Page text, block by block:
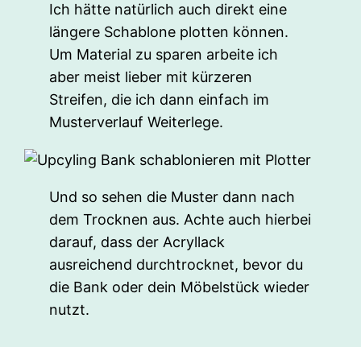
Ich hätte natürlich auch direkt eine
längere Schablone plotten können.
Um Material zu sparen arbeite ich
aber meist lieber mit kürzeren
Streifen, die ich dann einfach im
Musterverlauf Weiterlege.
Und so sehen die Muster dann nach
dem Trocknen aus. Achte auch hierbei
darauf, dass der Acryllack
ausreichend durchtrocknet, bevor du
die Bank oder dein Möbelstück wieder
nutzt.